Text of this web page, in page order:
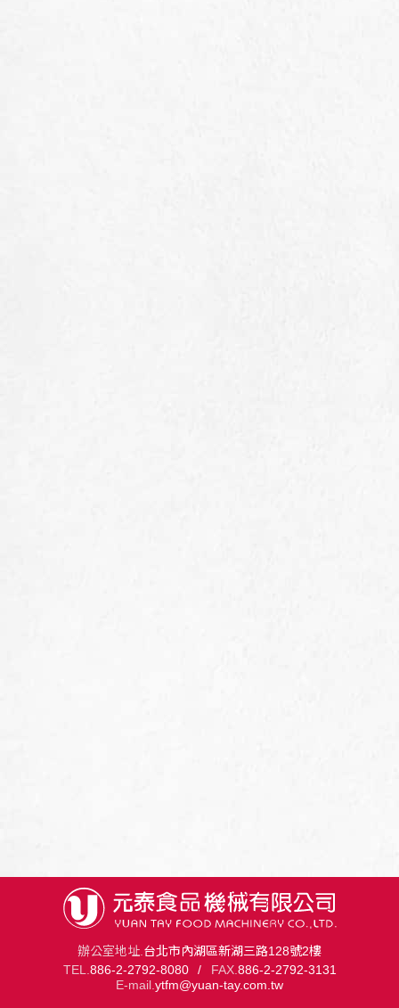
辦公室地址. 台北市內湖區新湖三路128號2樓
TEL. 886-2-2792-8080 / FAX. 886-2-2792-3131
E-mail. ytfm@yuan-tay.com.tw